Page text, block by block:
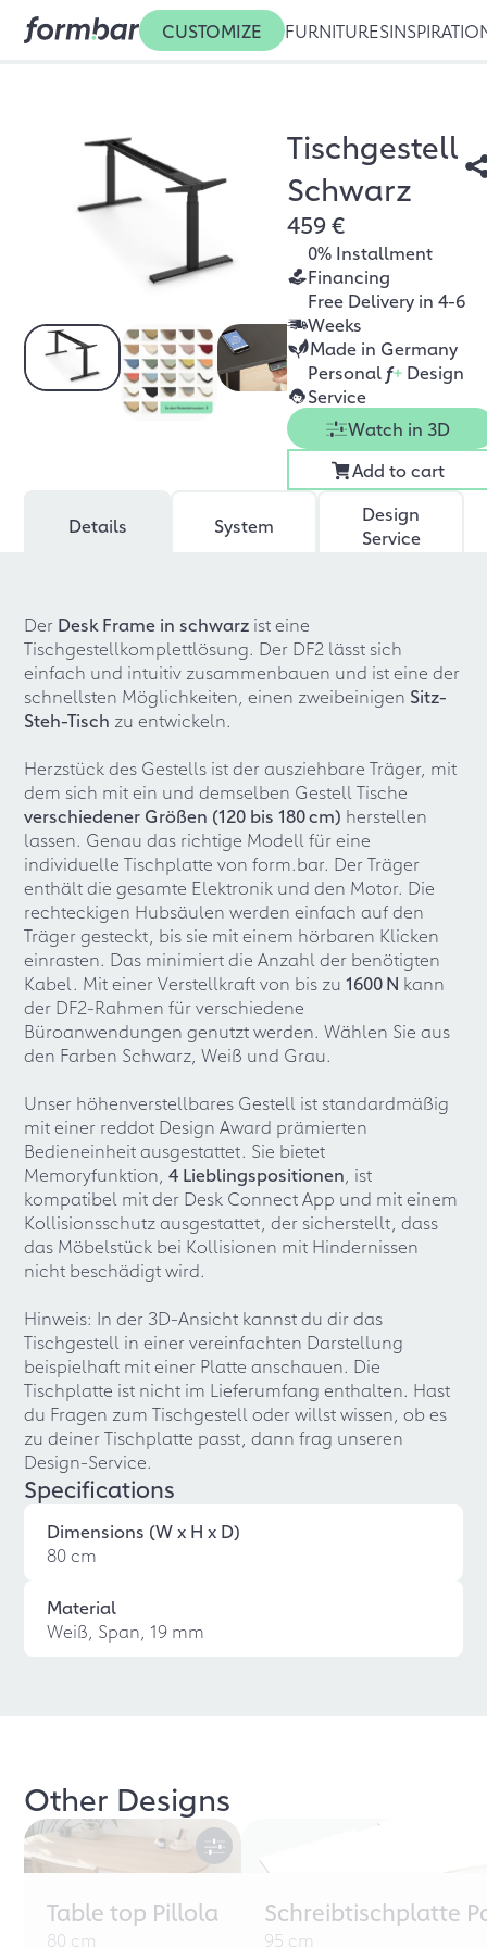
CUSTOMIZE FURNITURES
Tischgestell
Schwarz
459 €
0% Installment
Financing
Free Delivery in 4-6
Weeks
Made in Germany
Personal f+ Design
Service
Watch in 3D
Add to cart
Details System
Design
Service
Der Desk Frame in schwarz ist eine
Tischgestellkomplettlösung. Der DF2 lässt sich
einfach und intuitiv zusammenbauen und ist eine der
schnellsten Möglichkeiten, einen zweibeinigen Sitz-
Steh-Tisch zu entwickeln.
Herzstück des Gestells ist der ausziehbare Träger, mit
dem sich mit ein und demselben Gestell Tische
verschiedener Größen (120 bis 180 cm) herstellen
lassen. Genau das richtige Modell für eine
individuelle Tischplatte von form.bar. Der Träger
enthält die gesamte Elektronik und den Motor. Die
rechteckigen Hubsäulen werden einfach auf den
Träger gesteckt, bis sie mit einem hörbaren Klicken
einrasten. Das minimiert die Anzahl der benötigten
Kabel. Mit einer Verstellkraft von bis zu1600 N kann
der DF2-Rahmen für verschiedene
Büroanwendungen genutzt werden. Wählen Sie aus
den Farben Schwarz, Weiß und Grau.
Unser höhenverstellbares Gestell ist standardmäßig
mit einer reddot Design Award prämierten
Bedieneinheit ausgestattet. Sie bietet
Memoryfunktion,4 Lieblingspositionen , ist
kompatibel mit der Desk Connect App und mit einem
Kollisionsschutz ausgestattet, der sicherstellt, dass
das Möbelstück bei Kollisionen mit Hindernissen
nicht beschädigt wird.
Hinweis: In der 3D-Ansicht kannst du dir das
Tischgestell in einer vereinfachten Darstellung
beispielhaft mit einer Platte anschauen. Die
Tischplatte ist nicht im Lieferumfang enthalten. Hast
du Fragen zum Tischgestell oder willst wissen, ob es
zu deiner Tischplatte passt, dann frag unseren
Design-Service.
Specifications
Dimensions (W x H x D)
80 cm
Material
Weiß, Span, 19 mm
Other Designs
Table top Pillola
80 cm
Schreibtischplatte
95 cm